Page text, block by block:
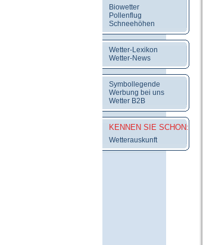
Biowetter
Pollenflug
Schneehöhen
Wetter-Lexikon
Wetter-News
Symbollegende
Werbung bei uns
Wetter B2B
KENNEN SIE SCHON:
Wetterauskunft